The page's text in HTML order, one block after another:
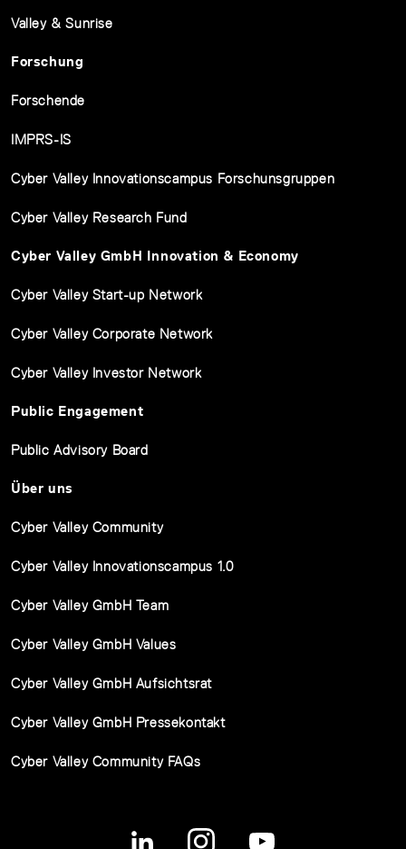
Valley & Sunrise
Forschung
Forschende
IMPRS-IS
Cyber Valley Innovationscampus Forschunsgruppen
Cyber Valley Research Fund
Cyber Valley GmbH Innovation & Economy
Cyber Valley Start-up Network
Cyber Valley Corporate Network
Cyber Valley Investor Network
Public Engagement
Public Advisory Board
Über uns
Cyber Valley Community
Cyber Valley Innovationscampus 1.0
Cyber Valley GmbH Team
Cyber Valley GmbH Values
Cyber Valley GmbH Aufsichtsrat
Cyber Valley GmbH Pressekontakt
Cyber Valley Community FAQs